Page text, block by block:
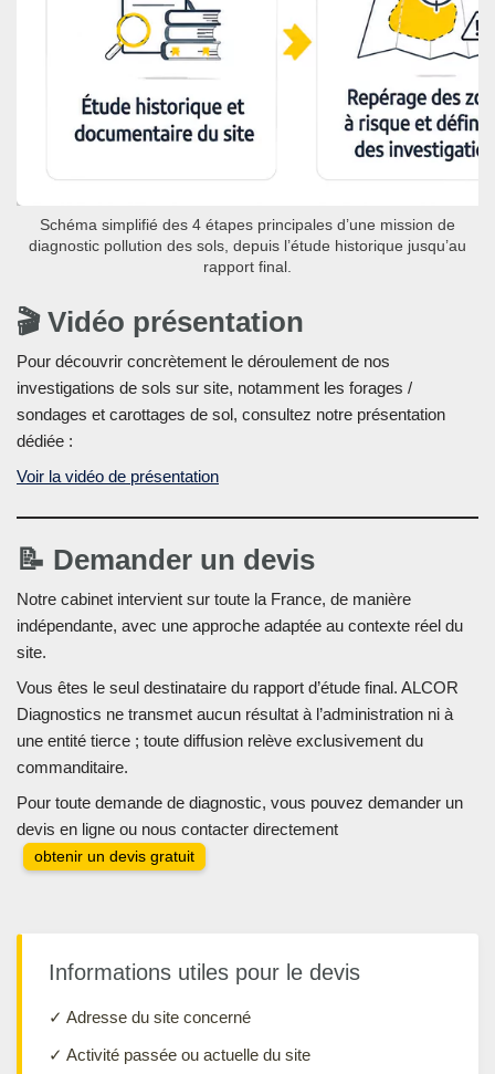
Schéma simplifié des 4 étapes principales d’une mission de
diagnostic pollution des sols, depuis l’étude historique jusqu’au
rapport final.
🎬 Vidéo présentation
Pour découvrir concrètement le déroulement de nos
investigations de sols sur site, notamment les forages /
sondages et carottages de sol, consultez notre présentation
dédiée :
Voir la vidéo de présentation
📝 Demander un devis
Notre cabinet intervient sur toute la France, de manière
indépendante, avec une approche adaptée au contexte réel du
site.
Vous êtes le seul destinataire du rapport d’étude final. ALCOR
Diagnostics ne transmet aucun résultat à l’administration ni à
une entité tierce ; toute diffusion relève exclusivement du
commanditaire.
Pour toute demande de diagnostic, vous pouvez demander un
devis en ligne ou nous contacter directement
obtenir un devis gratuit
Informations utiles pour le devis
✓ Adresse du site concerné
✓ Activité passée ou actuelle du site